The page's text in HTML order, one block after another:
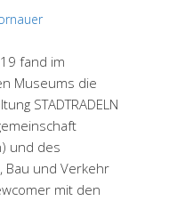
fand im
Museums die
STADTRADELN
und des
Bau und Verkehr
mit den